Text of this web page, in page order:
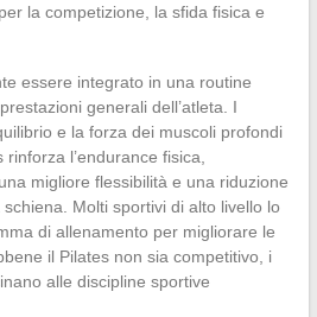
la competizione, la sfida fisica e
essere integrato in una routine
generali dell’atleta. I
e la forza dei muscoli profondi
l’endurance fisica,
migliore flessibilità e una riduzione
Molti sportivi di alto livello lo
di allenamento per migliorare le
il Pilates non sia competitivo, i
alle discipline sportive